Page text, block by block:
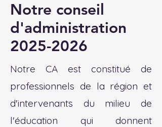
Notre conseil
d'administration
2025-2026
Notre CA est constitué de
professionnels de la région et
d'intervenants du milieu de
l'éducation qui donnent